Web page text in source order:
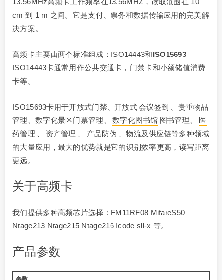
13.56MHz高频卡工作频率在13.56MHZ，读取范围在 10
cm 到 1 m 之间。它是支付、票务和数据传输应用的完美解
决方案。
高频卡主要由两个标准组成：ISO14443和ISO15693
ISO14443卡通常用作公共交通卡，门禁卡和小额储值消费
卡等。
ISO15693卡用于开放式门禁、开放式会议签到
、贵重物品
管理、数字化景区门票管理、
数字化图书馆 图书管理、
医
药管理
资产管理 产品防伪
、物流及供应链等多种领域
的大量应用，最大的优势就是它的识别效率更高，读写距离
更远。
关于高频卡
我们提供多种高频芯片选择：FM11RF08 MifareS50
Ntage213 Ntage215 Ntage216 Icode sli-x 等。
产品参数